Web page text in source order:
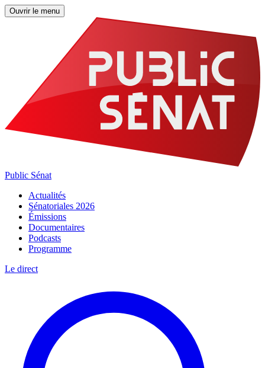
Ouvrir le menu
Public Sénat
Actualités
Sénatoriales 2026
Émissions
Documentaires
Podcasts
Programme
Le direct